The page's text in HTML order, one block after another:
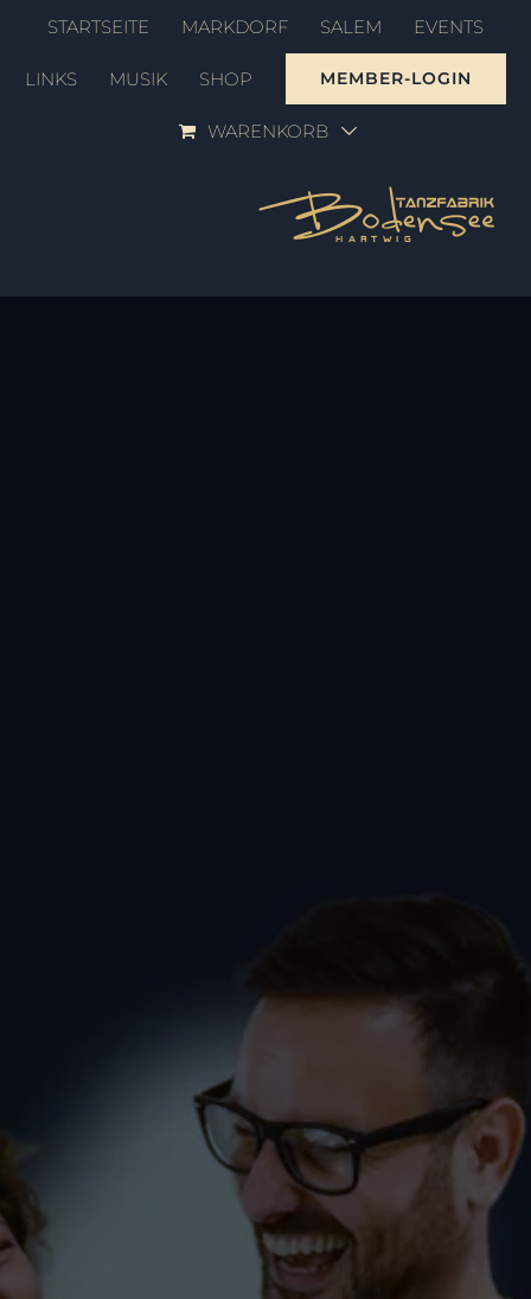
Zum
springen
STARTSEITE MARKDORF SALEM EVENTS
LINKS MUSIK SHOP MEMBER-LOGIN
WARENKORB